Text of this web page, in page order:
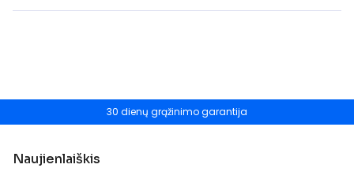
30 dienų grąžinimo garantija
Naujienlaiškis